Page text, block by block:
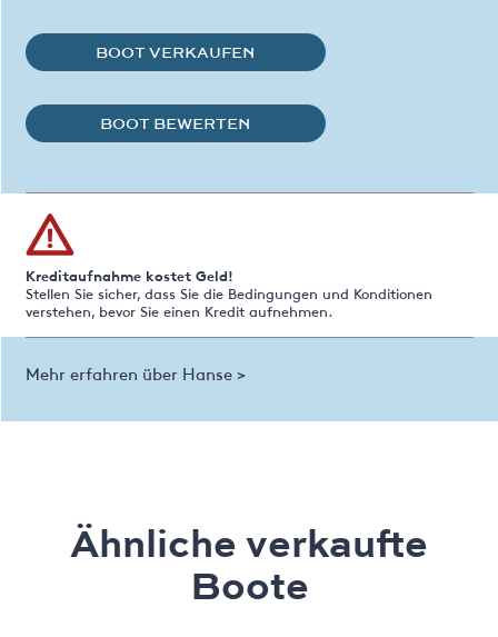
BOOT VERKAUFEN
BOOT BEWERTEN
Kreditaufnahme kostet Geld!
Stellen Sie sicher, dass Sie die Bedingungen und Konditionen
verstehen, bevor Sie einen Kredit aufnehmen.
Mehr erfahren über Hanse >
Ähnliche verkaufte
Boote